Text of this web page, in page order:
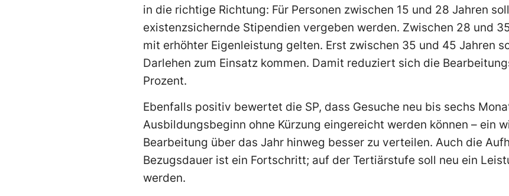
in die richtige Richtung: Für Personen zwischen 15 und 28 Jahren
existenzsichernde Stipendien vergeben werden. Zwischen 28 und
mit erhöhter Eigenleistung gelten. Erst zwischen 35 und 45 Jahren
Darlehen zum Einsatz kommen. Damit reduziert sich die
Prozent.
Ebenfalls positiv bewertet die SP, dass Gesuche neu bis sechs
Ausbildungsbeginn ohne Kürzung eingereicht werden können – ein
Bearbeitung über das Jahr hinweg besser zu verteilen. Auch die
Bezugsdauer ist ein Fortschritt; auf der Tertiärstufe soll neu ein
werden.